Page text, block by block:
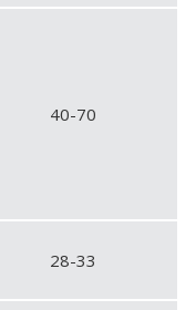
40-70
28-33